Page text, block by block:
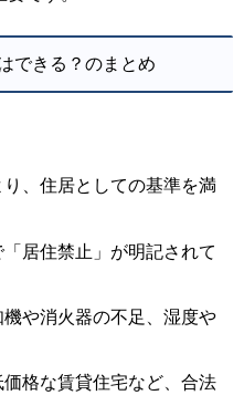
できる？のまとめ
、住居としての基準を満
居住禁止」が明記されて
や消火器の不足、湿度や
格な賃貸住宅など、合法